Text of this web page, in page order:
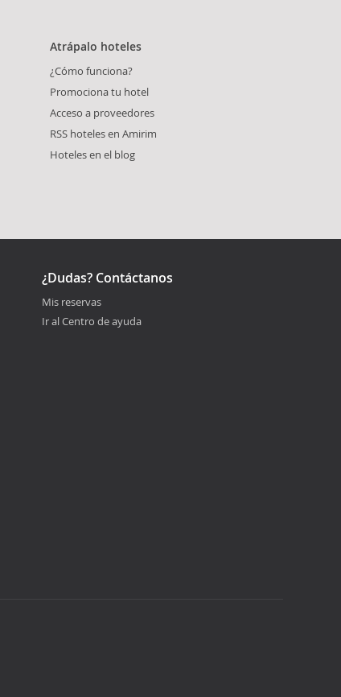
Atrápalo hoteles
¿Cómo funciona?
Promociona tu hotel
Acceso a proveedores
RSS hoteles en Amirim
Hoteles en el blog
¿Dudas? Contáctanos
Mis reservas
Ir al Centro de ayuda